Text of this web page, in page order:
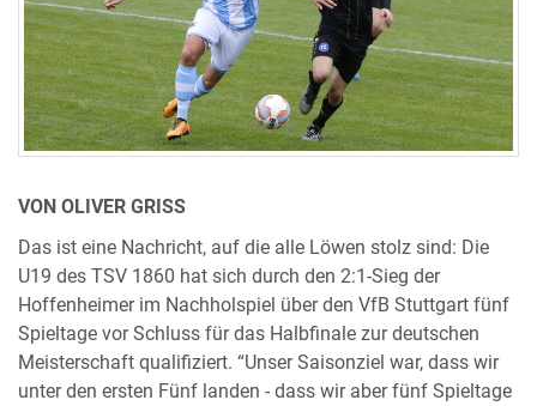
VON OLIVER GRISS
Das ist eine Nachricht, auf die alle Löwen stolz sind: Die
U19 des TSV 1860 hat sich durch den 2:1-Sieg der
Hoffenheimer im Nachholspiel über den VfB Stuttgart fünf
Spieltage vor Schluss für das Halbfinale zur deutschen
Meisterschaft qualifiziert. “Unser Saisonziel war, dass wir
unter den ersten Fünf landen - dass wir aber fünf Spieltage